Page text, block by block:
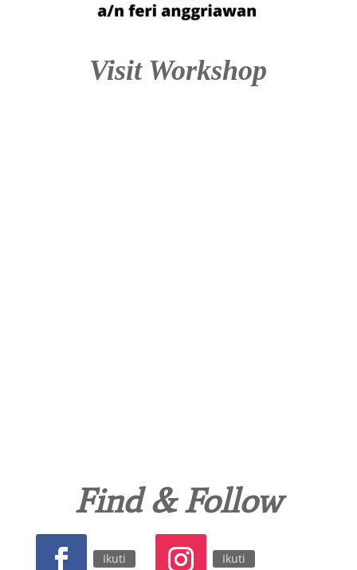
Visit Workshop
Find & Follow
Ikuti Ikuti